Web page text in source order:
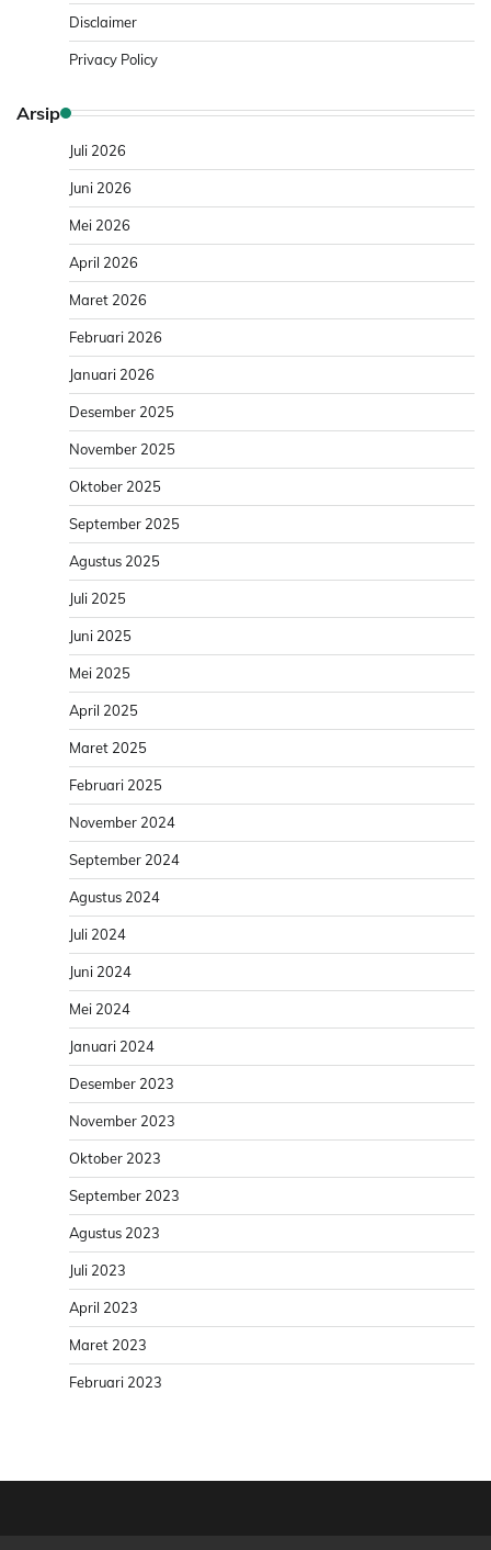
Disclaimer
Privacy Policy
Arsip
Juli 2026
Juni 2026
Mei 2026
April 2026
Maret 2026
Februari 2026
Januari 2026
Desember 2025
November 2025
Oktober 2025
September 2025
Agustus 2025
Juli 2025
Juni 2025
Mei 2025
April 2025
Maret 2025
Februari 2025
November 2024
September 2024
Agustus 2024
Juli 2024
Juni 2024
Mei 2024
Januari 2024
Desember 2023
November 2023
Oktober 2023
September 2023
Agustus 2023
Juli 2023
April 2023
Maret 2023
Februari 2023